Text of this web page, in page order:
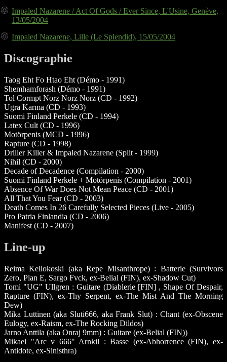
Impaled Nazarene / Act Of Gods / Ever Since, L'Usine, Genève,
13/05/2004
Impaled Nazarene, Lille (Le Splendid), 15/05/2004
Discographie
Taog Eht Fo Htao Eht (Démo - 1991)
Shemhamforash (Démo - 1991)
Tol Cormpt Norz Norz Norz (CD - 1992)
Ugra Karma (CD - 1993)
Suomi Finland Perkele (CD - 1994)
Latex Cult (CD - 1996)
Motörpenis (MCD - 1996)
Rapture (CD - 1998)
Driller Killer & Impaled Nazarene (Split - 1999)
Nihil (CD - 2000)
Decade of Decadence (Compilation - 2000)
Suomi Finland Perkele + Motörpenis (Compilation - 2001)
Absence Of War Does Not Mean Peace (CD - 2001)
All That You Fear (CD - 2003)
Death Comes In 26 Carefully Selected Pieces (Live - 2005)
Pro Patria Finlandia (CD - 2006)
Manifest (CD - 2007)
Line-up
Reima Kellokoski (aka Repe Misanthrope) : Batterie (Survivors
Zero, Plan E, Sargo Fvck, ex-Belial (FIN), ex-Shadow Cut)
Tomi "UG" Ullgren : Guitare (Diablerie [FIN] , Shape Of Despair,
Rapture (FIN), ex-Thy Serpent, ex-The Mist And The Morning
Dew)
Mika Luttinen (aka Sluti666, aka Frank Slut) : Chant (ex-Obscene
Eulogy, ex-Raism, ex-The Rocking Dildos)
Jarno Anttila (aka Onraj 9mm) : Guitare (ex-Belial (FIN))
Mikael "Arc v 666" Arnkil : Basse (ex-Abhorrence (FIN), ex-
Antidote, ex-Sinisthra)